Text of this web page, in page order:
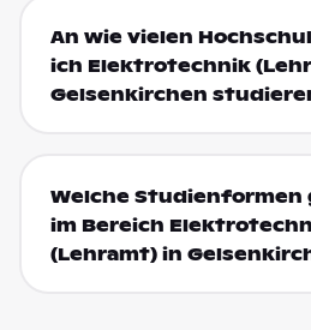
An wie vielen
ich Elektrotechnik
Gelsenkirchen
Welche Studienformen
im Bereich
(Lehramt) in